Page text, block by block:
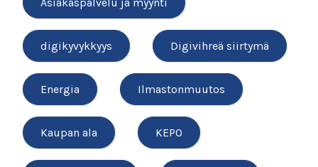
digikyvykkyys Digivihreä siirtymä
Energia Ilmastonmuutos
Kaupan ala KEPO